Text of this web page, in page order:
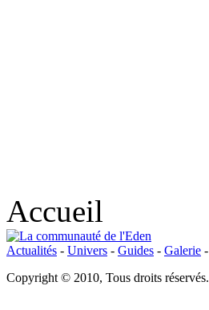
Accueil
Actualités - Univers - Guides - Galerie -
Copyright © 2010, Tous droits réservés.